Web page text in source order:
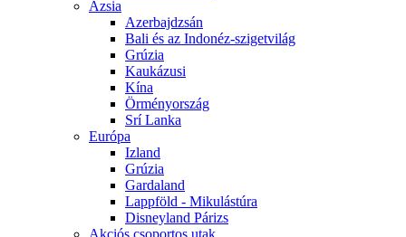
Ázsia
Azerbajdzsán
Bali és az Indonéz-szigetvilág
Grúzia
Kaukázusi
Kína
Örményország
Srí Lanka
Európa
Izland
Grúzia
Gardaland
Lappföld - Mikulástúra
Disneyland Párizs
Akciós csoportos utak